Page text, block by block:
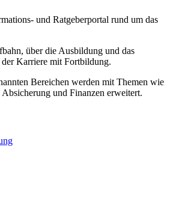
und Ratgeberportal rund um das
über die Ausbildung und das
Karriere mit Fortbildung.
Bereichen werden mit Themen wie
und Finanzen erweitert.